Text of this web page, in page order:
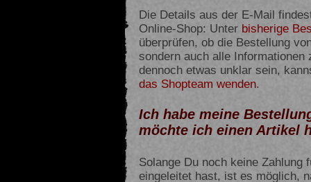
Die Details aus der E-Mail
Online-Shop: Unter bisherige
überprüfen, ob die Bestellung
sondern auch alle
dennoch etwas unklar sein,
das Shopteam wenden.
Ich habe meine
möchte ich einen Artikel
Solange Du noch keine Zahlung
eingeleitet hast, ist es möglich,